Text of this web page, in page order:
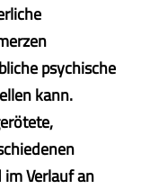
psychische
kann.
Verlauf an